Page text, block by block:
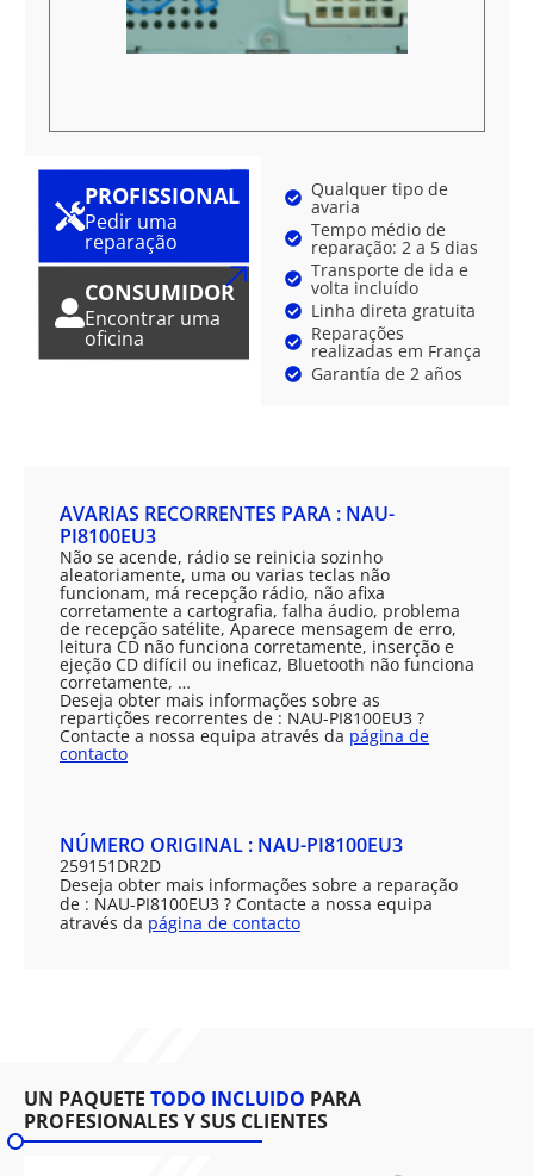
PROFISSIONAL
Pedir uma
reparação
CONSUMIDOR
Encontrar uma
oficina
Qualquer tipo de
avaria
Tempo médio de
reparação: 2 a 5 dias
Transporte de ida e
volta incluído
Linha direta gratuita
Reparações
realizadas em França
Garantía de 2 años
AVARIAS RECORRENTES PARA : NAU-
PI8100EU3
Não se acende, rádio se reinicia sozinho
aleatoriamente, uma ou varias teclas não
funcionam, má recepção rádio, não afixa
corretamente a cartografia, falha áudio, problema
de recepção satélite, Aparece mensagem de erro,
leitura CD não funciona corretamente, inserção e
ejeção CD difícil ou ineficaz, Bluetooth não funciona
corretamente, …
Deseja obter mais informações sobre as
repartições recorrentes de : NAU-PI8100EU3 ?
Contacte a nossa equipa através da página de
contacto
NÚMERO ORIGINAL : NAU-PI8100EU3
259151DR2D
Deseja obter mais informações sobre a reparação
de : NAU-PI8100EU3 ? Contacte a nossa equipa
através da página de contacto
UN PAQUETE TODO INCLUIDO PARA
PROFESIONALES Y SUS CLIENTES